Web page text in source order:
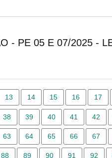
- PE 05 E 07/2025 -
13 14 15 16 17
38 39 40 41 42
63 64 65 66 67
88 89 90 91 92